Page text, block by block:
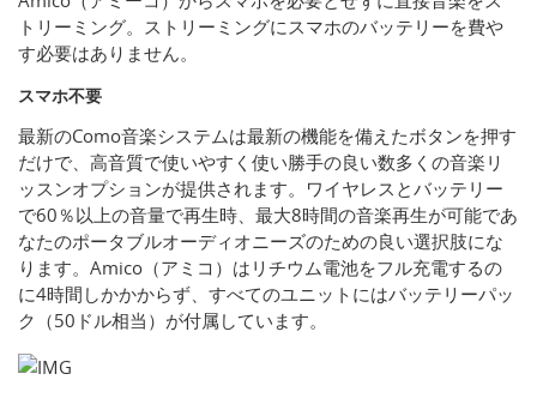
トリーミング。ストリーミングにスマホのバッテリーを費や
す必要はありません。
スマホ不要
最新のComo音楽システムは最新の機能を備えたボタンを押す
だけで、高音質で使いやすく使い勝手の良い数多くの音楽リ
ッスンオプションが提供されます。ワイヤレスとバッテリー
で60％以上の音量で再生時、最大8時間の音楽再生が可能であ
なたのポータブルオーディオニーズのための良い選択肢にな
ります。Amico（アミコ）はリチウム電池をフル充電するの
に4時間しかかからず、すべてのユニットにはバッテリーパッ
ク（50ドル相当）が付属しています。